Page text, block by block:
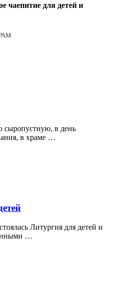
чаепитие для детей и
сыропустную, в день
в храме …
Литургия для детей и
…